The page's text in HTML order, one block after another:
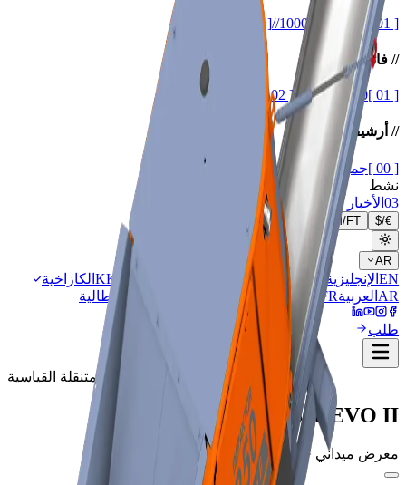
[ 01 ]
850
1000
//
[ 03 ]
// فائق الثقل
[ 01 ]
1250 D
[ 02 ]1250 E
// أرشيف الآلات
[ 00 ] جميع الموديلات// مكتبة PDF
نشط
03 الأخبار
€
/
$
M/FT
AR
EN الإنجليزية RU الروسية SR الأوكرانية KK الكازاخية
AR العربيةFR الفرنسية ES الإسبانية الإيطالية
طلب
السلسلة الديزلية المتنقلة القياسية
IMPAKTOR 350 EVO II
معرض ميداني · 01 إطار